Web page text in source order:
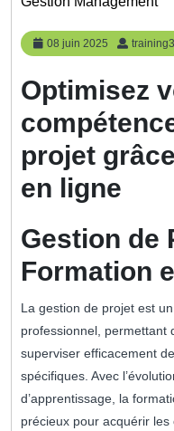
08 juin 2025
08
juin
Optimisez
projet
en ligne
Gestion de
Formation
La gestion de projet est
professionnel, permettant
superviser efficacement
spécifiques. Avec
d’apprentissage, la
précieux pour acquérir